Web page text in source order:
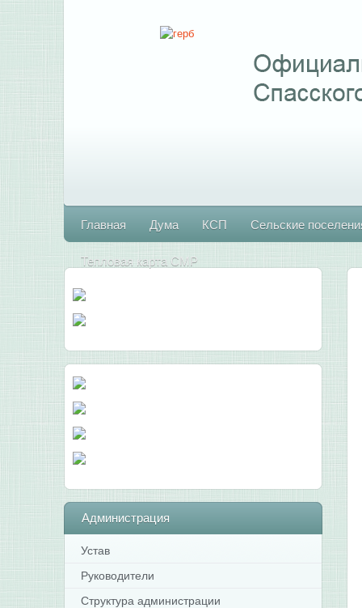
Главная Дума КСП Сельские
Тепловая карта СМР
Администрация
Устав
Руководители
Структура администрации